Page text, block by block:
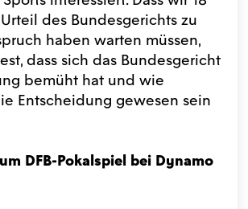
des Bundesgerichts zu
haben warten müssen,
dass sich das Bundesgericht
bemüht hat und wie
Entscheidung gewesen sein
DFB-Pokalspiel bei Dynamo